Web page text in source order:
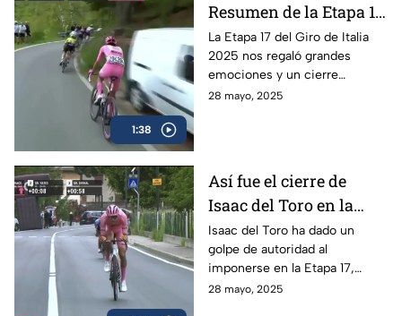
1:38
Resumen de la Etapa 17
y el triunfo de Isaac del
Toro
La Etapa 17 del Giro de Italia
2025 nos regaló grandes
emociones y un cierre
espectacular, en donde el líder
28 mayo, 2025
Así fue el cierre de
Isaac del Toro en la
Etapa 17 del Giro de
Italia
Isaac del Toro ha dado un
golpe de autoridad al
imponerse en la Etapa 17,
consolidándose como líder de
28 mayo, 2025